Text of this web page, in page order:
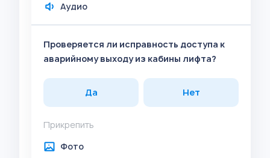
Аудио
Проверяется ли исправность доступа к
аварийному выходу из кабины лифта?
Да Нет
Прикрепить
Фото